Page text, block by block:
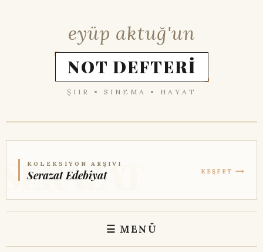
eyüp aktuğ'un
NOT DEFTERİ
ŞIIR • SINEMA • HAYAT
KOLEKSIYON ARŞIVI
Serazat Edebiyat KEŞFET ⟶
☰ MENÜ